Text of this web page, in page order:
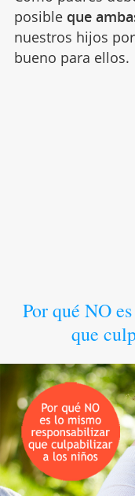
posibleque
nuestros hijos
bueno para ellos.
Por qué NO
que